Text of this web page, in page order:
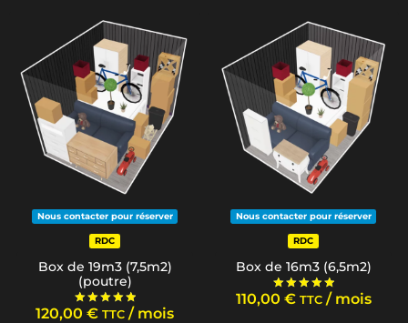
Nous contacter pour réserver
RDC
Box de 19m3 (7,5m2)
(poutre)
Note
120,00 € TTC / mois
Nous contacter pour réserver
RDC
Box de 16m3 (6,5m2)
Note
110,00 € TTC / mois